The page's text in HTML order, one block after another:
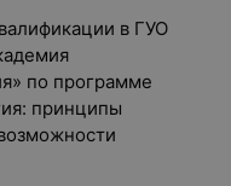
в ГУО
по программе
принципы